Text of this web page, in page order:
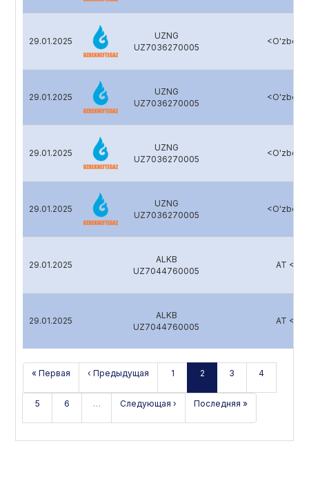
29.01.2025
UZNG
UZ7036270005
29.01.2025
UZNG
UZ7036270005
29.01.2025
UZNG
UZ7036270005
29.01.2025
UZNG
UZ7036270005
29.01.2025
ALKB
UZ7044760005
AT
29.01.2025
ALKB
UZ7044760005
AT
« Первая ‹ Предыдущая 1 2 3 4
5 6 … Следующая › Последняя »